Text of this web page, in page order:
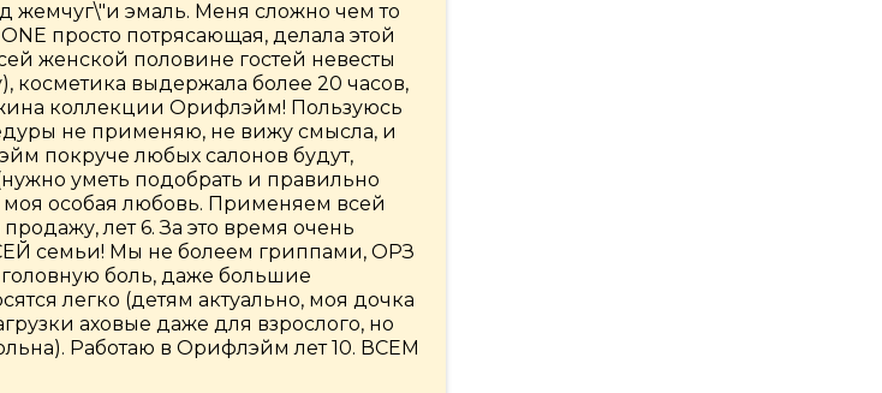
жемчуг\"и эмаль. Меня сложно чем то
просто потрясающая, делала этой
женской половине гостей невесты
косметика выдержала более 20 часов,
коллекции Орифлэйм! Пользуюсь
не применяю, не вижу смысла, и
покруче любых салонов будут,
уметь подобрать и правильно
особая любовь. Применяем всей
лет 6. За это время очень
семьи! Мы не болеем гриппами, ОРЗ
боль, даже большие
легко (детям актуально, моя дочка
аховые даже для взрослого, но
Работаю в Орифлэйм лет 10. ВСЕМ